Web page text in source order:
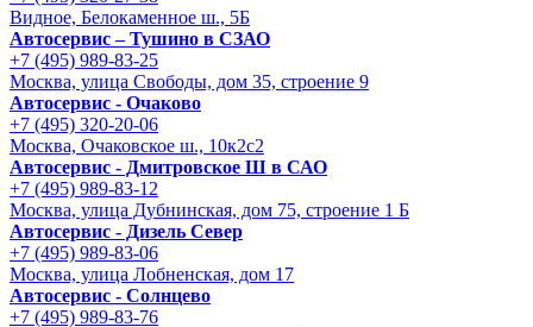
Видное, Белокаменное ш., 5Б
Автосервис – Тушино в СЗАО
+7 (495) 989-83-25
Москва, улица Свободы, дом 35, строение 9
Автосервис - Очаково
+7 (495) 320-20-06
Москва, Очаковское ш., 10к2с2
Автосервис - Дмитровское Ш в САО
+7 (495) 989-83-12
Москва, улица Дубнинская, дом 75, строение 1 Б
Автосервис - Дизель Север
+7 (495) 989-83-06
Москва, улица Лобненская, дом 17
Автосервис - Солнцево
+7 (495) 989-83-76